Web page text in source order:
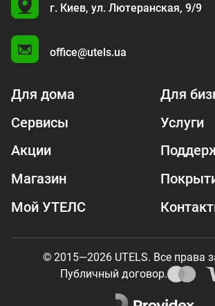
U
г. Киев, ул. Лютеранская, 9/9
office@utels.ua
Для дома
Для
Сервисы
Услуги
Акции
Магазин
Мой УТЕЛС
© 2015—2026 UTELS. Все права
Публичный договор.